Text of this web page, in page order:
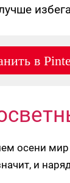
осени мир
и